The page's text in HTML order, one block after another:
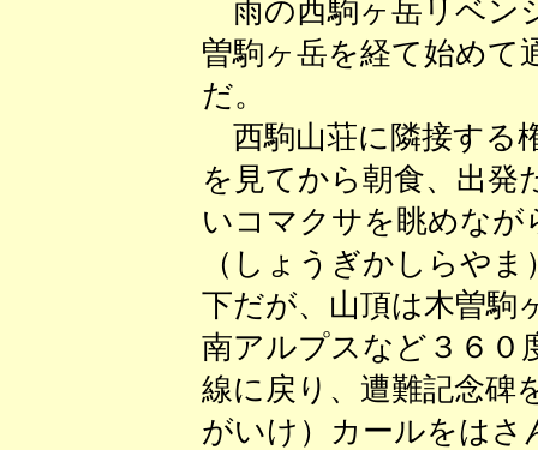
雨の西駒ヶ岳リベン
曽駒ヶ岳を経て始めて
だ。
西駒山荘に隣接する
を見てから朝食、出発
いコマクサを眺めなが
（しょうぎかしらや
下だが、山頂は木曽駒
南アルプスなど３６０
線に戻り、遭難記念碑
がいけ）カールをはさ